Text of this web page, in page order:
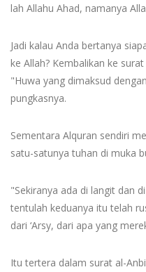
lah Allahu Ahad, namanya
Jadi kalau Anda bertanya
ke Allah? Kembalikan ke
"Huwa yang dimaksud
pungkasnya.
Sementara Alquran sendiri
satu-satunya tuhan di muka
"Sekiranya ada di langit dan
tentulah keduanya itu telah
dari ‘Arsy, dari apa yang
Itu tertera dalam surat al-